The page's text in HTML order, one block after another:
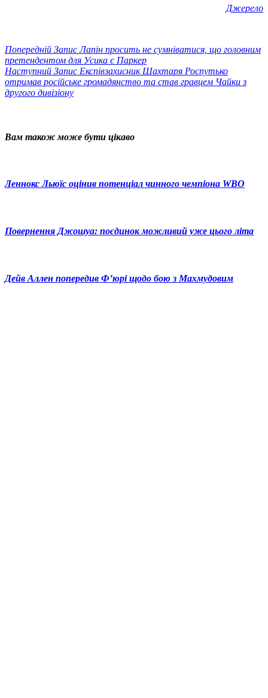
Джерело
Попередній Запис Лапін просить не сумніватися, що головним
претендентом для Усика є Паркер
Наступний Запис Експівзахисник Шахтаря Роспутько
отримав російське громадянство та став гравцем Чайки з
другого дивізіону
Вам також може бути цікаво
Леннокс Льюїс оцінив потенціал чинного чемпіона WBO
Повернення Джошуа: поєдинок можливий уже цього літа
Дейв Аллен попередив Ф’юрі щодо бою з Махмудовим